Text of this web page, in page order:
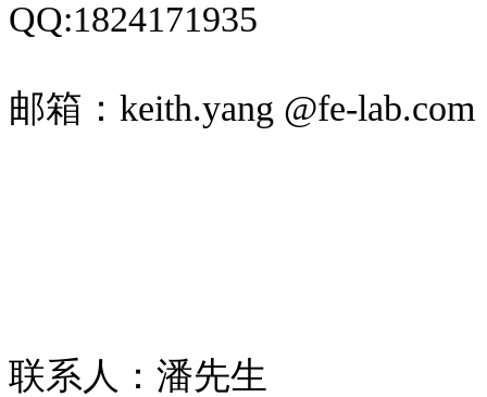
QQ:1824171935
邮箱：keith.yang @fe-lab.com
联系人：潘先生